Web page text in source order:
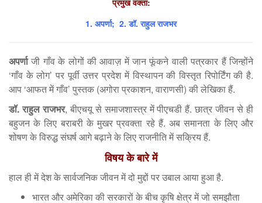
प्रमुख वक्ता:
1. अपर्णा; 2.डॉ. राहुल राजभर
अपर्णाजी गाँव के लोगों की आवाज़ में जान फूंकने वाली पत्रकार हैं जिन्होंने
‘गाँव के लोग’ पर पूर्वी उत्तर प्रदेश में विस्थापन की विस्तृत रिपोर्टिंग की है.
आप ‘आफत में गाँव’ पुस्तक (अगोरा प्रकाशन, वाराणसी) की लेखिका हैं.
डॉ. राहुल राजभर, बीएचयू से समाजशास्त्र में पीएचडी हैं. छात्र जीवन से ही
बहुजन के लिए बराबरी के मुखर प्रवक्ता रहे हैं. अब समानता के लिए और
शोषण के विरुद्ध संघर्ष आगे बढ़ाने के लिए राजनीति में सक्रिय हैं.
विषय के बारे में
हाल ही में देश के सार्वजनिक जीवन में दो मुद्दों पर उबाल आया हुआ है.
भारत और अमेरिका की सरकारों के बीच कृषि क्षेत्र में जो समझौता